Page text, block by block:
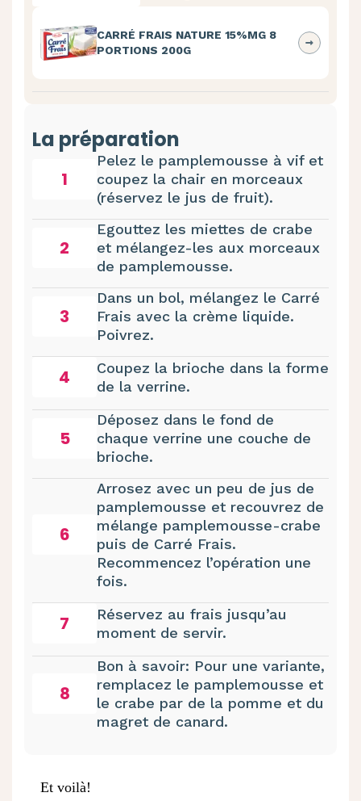
CARRÉ FRAIS NATURE 15%MG 8
PORTIONS 200G
La préparation
1
Pelez le pamplemousse à vif et
coupez la chair en morceaux
(réservez le jus de fruit).
2
Egouttez les miettes de crabe
et mélangez-les aux morceaux
de pamplemousse.
3
Dans un bol, mélangez le Carré
Frais avec la crème liquide.
Poivrez.
4
Coupez la brioche dans la forme
de la verrine.
5
Déposez dans le fond de
chaque verrine une couche de
brioche.
6
Arrosez avec un peu de jus de
pamplemousse et recouvrez de
mélange pamplemousse-crabe
puis de Carré Frais.
Recommencez l’opération une
fois.
7
Réservez au frais jusqu’au
moment de servir.
8
Bon à savoir: Pour une variante,
remplacez le pamplemousse et
le crabe par de la pomme et du
magret de canard.
Et voilà!